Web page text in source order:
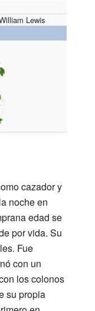
Lewis
cazador y
noche en
edad se
por vida. Su
Fue
con un
los colonos
su propia